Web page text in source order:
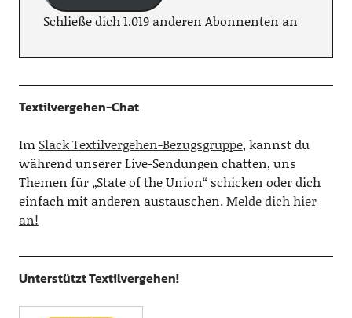
Schließe dich 1.019 anderen Abonnenten an
Textilvergehen-Chat
Im Slack Textilvergehen-Bezugsgruppe, kannst du
während unserer Live-Sendungen chatten, uns
Themen für „State of the Union“ schicken oder dich
einfach mit anderen austauschen.Melde dich hier
an!
Unterstützt Textilvergehen!